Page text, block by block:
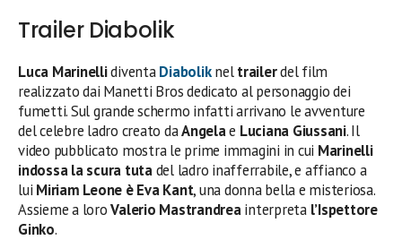
Trailer Diabolik
Luca MarinellidiventaDiabolikneltrailerdel film
realizzato dai Manetti Bros dedicato al personaggio dei
fumetti. Sul grande schermo infatti arrivano le avventure
del celebre ladro creato daAngelae Luciana Giussani. Il
video pubblicato mostra le prime immagini in cui Marinelli
indossa la scura tutadel ladro inafferrabile, e affianco a
lui Miriam Leone è Eva Kant, una donna bella e misteriosa.
Assieme a loroValerio Mastrandreainterpreta l’Ispettore
Ginko.